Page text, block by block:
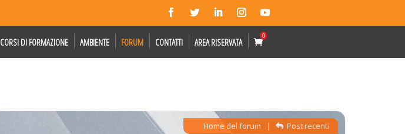
CORSI DI FORMAZIONE AMBIENTE FORUM CONTATTI AREA RISERVATA
0
Home del forum | Post recenti